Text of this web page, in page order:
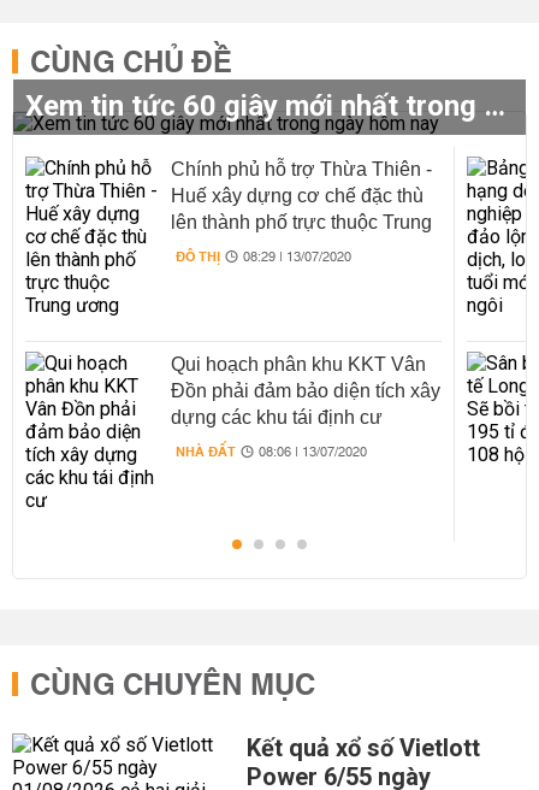
CÙNG CHỦ ĐỀ
Xem tin tức 60 giây mới nhất trong ngày hôm nay
Chính phủ hỗ trợ Thừa Thiên -
Huế xây dựng cơ chế đặc thù
lên thành phố trực thuộc Trung
ương
ĐÔ THỊ 08:29 | 13/07/2020
Qui hoạch phân khu KKT Vân
Đồn phải đảm bảo diện tích xây
dựng các khu tái định cư
NHÀ ĐẤT 08:06 | 13/07/2020
CÙNG CHUYÊN MỤC
Kết quả xổ số Vietlott
Power 6/55 ngày